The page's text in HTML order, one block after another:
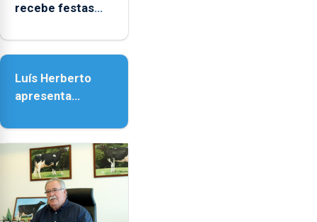
recebe festas
Nossa Senhora
Luís Herberto
apresenta
Paisagem’